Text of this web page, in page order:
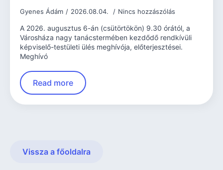
Gyenes Ádám 2026.08.04. Nincs hozzászólás
A 2026. augusztus 6-án (csütörtökön) 9.30 órától, a
Városháza nagy tanácstermében kezdődő rendkívüli
képviselő-testületi ülés meghívója, előterjesztései.
Meghívó
Read more
Vissza a főoldalra